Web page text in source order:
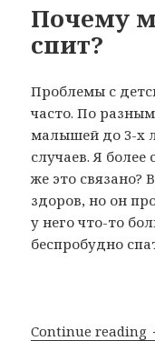
Почему
спит?
Проблемы с
часто. По
малышей до 3-х
случаев. Я
же это связано?
здоров, но он
у него что-то
беспробудно
Continue reading